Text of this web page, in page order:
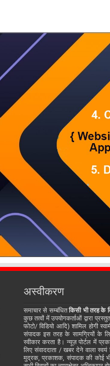
अस्वीकरण
समाचार से सम्बंधितकिसी भी तरह के
कुछ तत्वों में उपयोगकर्ताओं द्वारा
फोटो/ विडियो आदि) शामिल होगी
संपादक इस तरह के सामग्रियों के
स्वीकार करता है। न्यूज़ पोर्टल में
लिए संवाददाता / खबर देने वाला स्वयं
मुद्रक, प्रकाशक, संपादक की कोई भी